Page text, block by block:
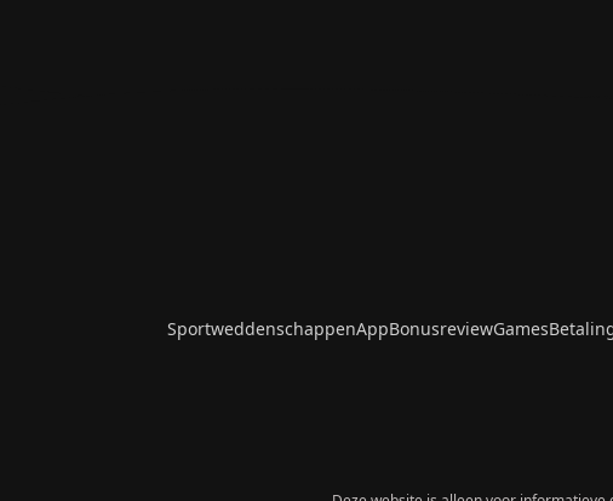
SportweddenschappenAppBonusreviewGames